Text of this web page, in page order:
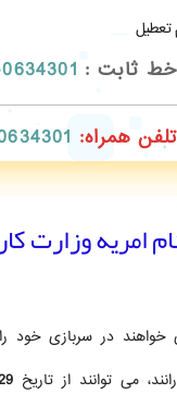
ثابت : 0634301-0996
همراه: 0996
امریه وزارت
در سربازی خود
می توانند از تاریخ